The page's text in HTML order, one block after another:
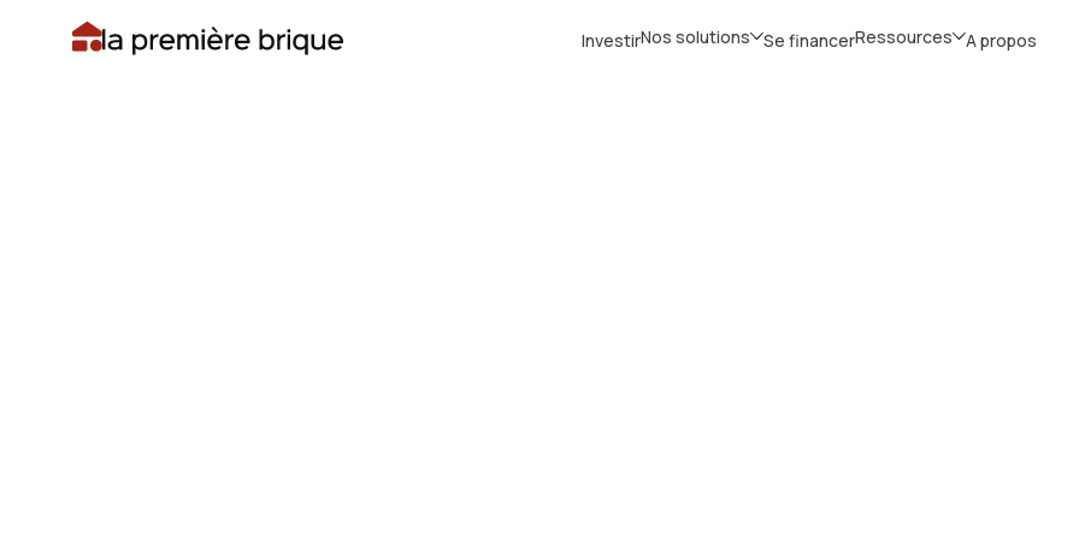
InvestirNos solutions Se financerRessources A propos